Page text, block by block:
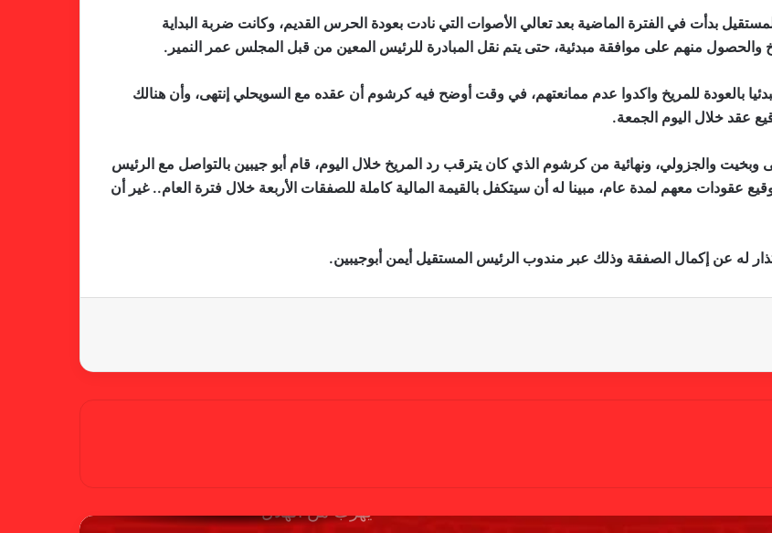
بدأت في الفترة الماضية بعد تعالي الأصوات التي نادت بعودة الحرس القديم، وكانت ضربة البداية
والحصول منهم على موافقة مبدئية، حتى يتم نقل المبادرة للرئيس المعين من قبل المجلس عمر النمير.
بالعودة للمريخ واكدوا عدم ممانعتهم، في وقت أوضح فيه كرشوم أن عقده مع السويحلي إنتهى، وأن هنالك
عقد خلال اليوم الجمعة.
والجزولي، ونهائية من كرشوم الذي كان يترقب رد المريخ خلال اليوم، قام أبو جيبين بالتواصل مع الرئيس
عقودات معهم لمدة عام، مبينا له أن سيتكفل بالقيمة المالية كاملة للصفقات الأربعة خلال فترة العام.. غير أن
له عن إكمال الصفقة وذلك عبر مندوب الرئيس المستقيل أيمن أبوجيبين.
الهبوط والصعود
خطوة مريخية جديدة بشأن الشكوى
ضد الهلال
بمذكرة تفاهم
بسبب “الصفر الدولي” .. ريجيكامب
يهرب من الهلال